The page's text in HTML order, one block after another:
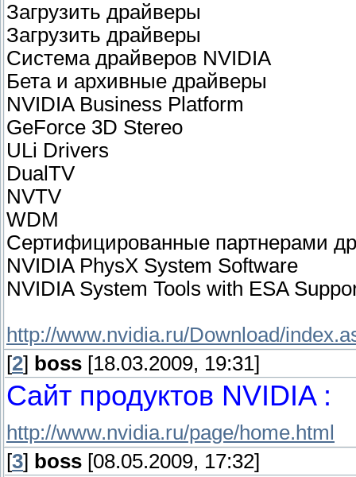
Загрузить драйверы
Загрузить драйверы
Система драйверов NVIDIA
Бета и архивные драйверы
NVIDIA Business Platform
GeForce 3D Stereo
ULi Drivers
DualTV
NVTV
WDM
Сертифицированные партнерами
NVIDIA PhysX System Software
NVIDIA System Tools with ESA
http://www.nvidia.ru/Download/
[2] boss [18.03.2009, 19:31]
Сайт продуктов NVIDIA :
http://www.nvidia.ru/page/home.html
[3] boss [08.05.2009, 17:32]